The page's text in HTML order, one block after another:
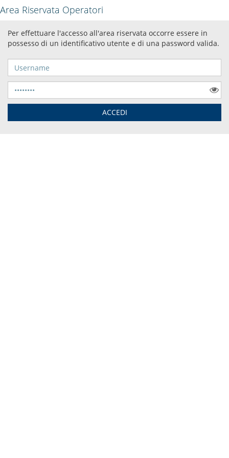
Area Riservata Operatori
Per effettuare l'accesso all'area riservata occorre essere in
possesso di un identificativo utente e di una password valida.
Username